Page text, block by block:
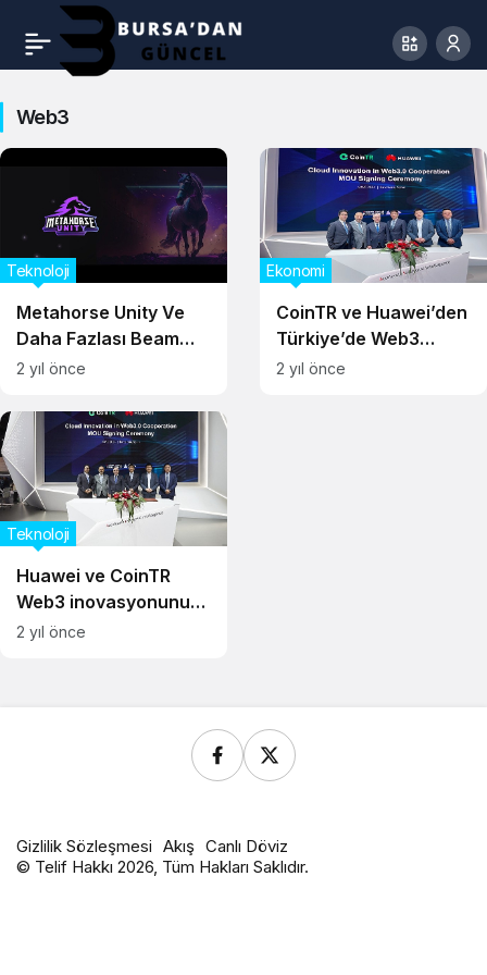
Web3
Metahorse Unity Ve
Daha Fazlası Beam
Platformuna Geliyor!
Teknoloji
2 yıl önce
CoinTR ve Huawei’den
Türkiye’de Web3
inovasyonunu
Ekonomi
2 yıl önce
Huawei ve CoinTR
Web3 inovasyonunu
birlikte destekleyecek
Teknoloji
2 yıl önce
Gizlilik Sözleşmesi Akış Canlı Döviz
© Telif Hakkı 2026, Tüm Hakları Saklıdır.